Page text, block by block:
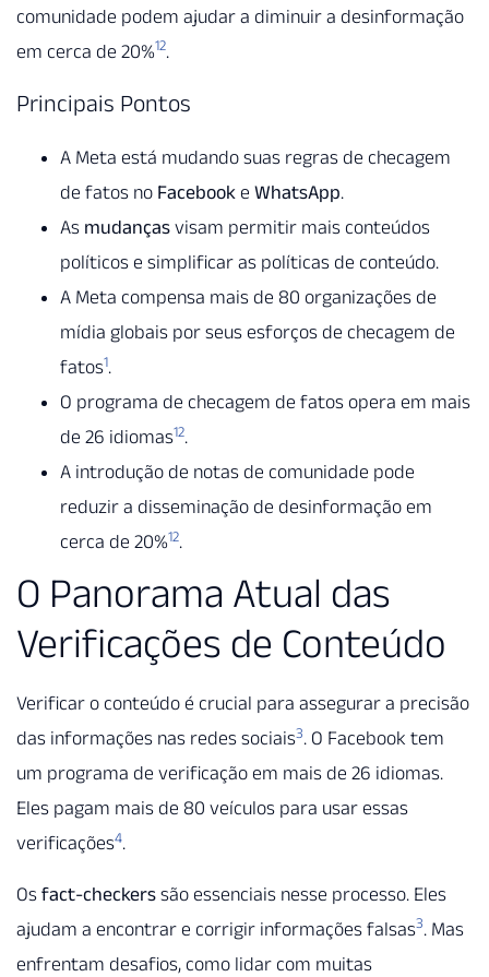
comunidade podem ajudar a diminuir a desinformação
em cerca de 20%12.
Principais Pontos
A Meta está mudando suas regras de checagem
de fatos no Facebook e WhatsApp.
As mudanças visam permitir mais conteúdos
políticos e simplificar as políticas de conteúdo.
A Meta compensa mais de 80 organizações de
mídia globais por seus esforços de checagem de
fatos1.
O programa de checagem de fatos opera em mais
de 26 idiomas12.
A introdução de notas de comunidade pode
reduzir a disseminação de desinformação em
cerca de 20%12.
O Panorama Atual das
Verificações de Conteúdo
Verificar o conteúdo é crucial para assegurar a precisão
das informações nas redes sociais3. O Facebook tem
um programa de verificação em mais de 26 idiomas.
Eles pagam mais de 80 veículos para usar essas
verificações4.
Os fact-checkers são essenciais nesse processo. Eles
ajudam a encontrar e corrigir informações falsas3. Mas
enfrentam desafios, como lidar com muitas